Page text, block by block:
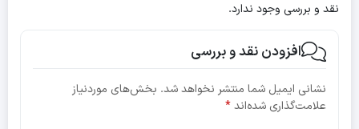
نقد و بررسی وجود ندارد.
افزودن نقد و بررسی
نشانی ایمیل شما منتشر نخواهد شد. بخش‌های موردنیاز
علامت‌گذاری شده‌اند*